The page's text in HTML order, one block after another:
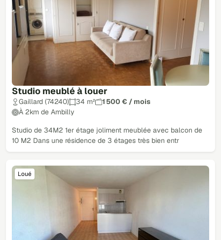
Studio meublé à louer
Gaillard (74240) 34 m²
1 500 € / mois
À 2km de Ambilly
Studio de 34M2 1er étage joliment meublée avec balcon de
10 M2 Dans une résidence de 3 étages très bien entr
Loué